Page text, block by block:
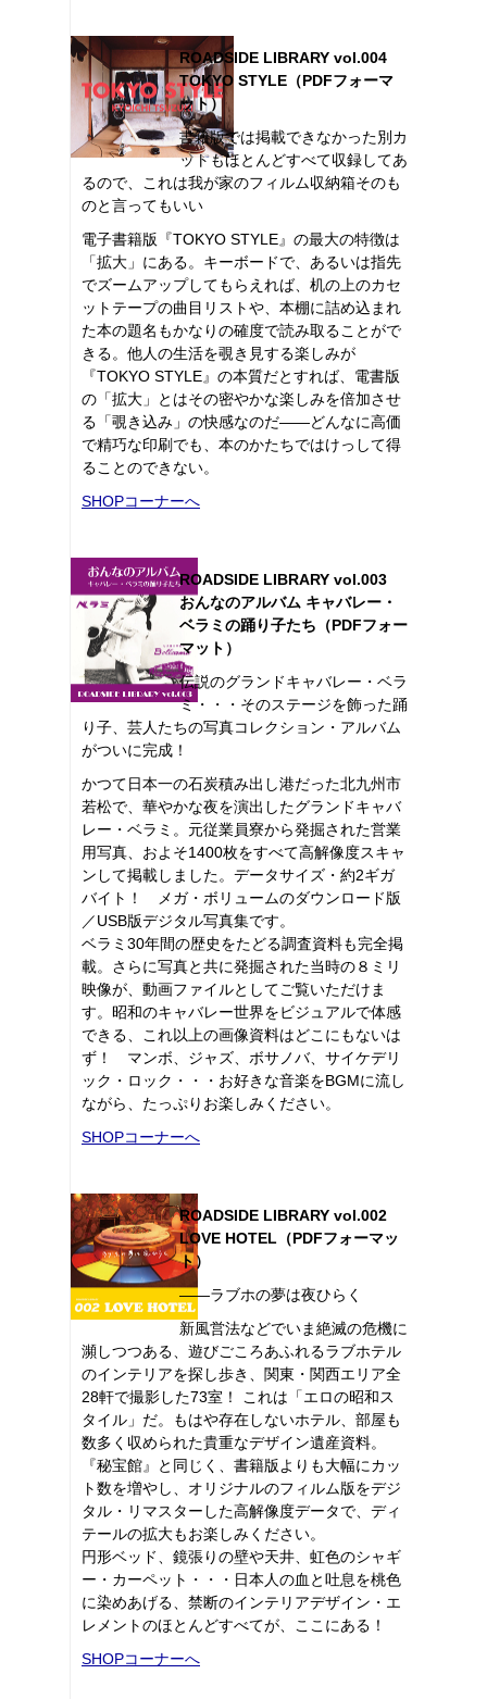
ROADSIDE LIBRARY vol.004
TOKYO STYLE（PDFフォーマ
ット）
書籍版では掲載できなかった別カ
ットもほとんどすべて収録してあ
るので、これは我が家のフィルム収納箱そのも
のと言ってもいい
電子書籍版『TOKYO STYLE』の最大の特徴は
「拡大」にある。キーボードで、あるいは指先
でズームアップしてもらえれば、机の上のカセ
ットテープの曲目リストや、本棚に詰め込まれ
た本の題名もかなりの確度で読み取ることがで
きる。他人の生活を覗き見する楽しみが
『TOKYO STYLE』の本質だとすれば、電書版
の「拡大」とはその密やかな楽しみを倍加させ
る「覗き込み」の快感なのだ――どんなに高価
で精巧な印刷でも、本のかたちではけっして得
ることのできない。
SHOPコーナーへ
ROADSIDE LIBRARY vol.003
おんなのアルバム キャバレー・
ベラミの踊り子たち（PDFフォー
マット）
伝説のグランドキャバレー・ベラ
ミ・・・そのステージを飾った踊
り子、芸人たちの写真コレクション・アルバム
がついに完成！
かつて日本一の石炭積み出し港だった北九州市
若松で、華やかな夜を演出したグランドキャバ
レー・ベラミ。元従業員寮から発掘された営業
用写真、およそ1400枚をすべて高解像度スキャ
ンして掲載しました。データサイズ・約2ギガ
バイト！ メガ・ボリュームのダウンロード版
／USB版デジタル写真集です。
ベラミ30年間の歴史をたどる調査資料も完全掲
載。さらに写真と共に発掘された当時の８ミリ
映像が、動画ファイルとしてご覧いただけま
す。昭和のキャバレー世界をビジュアルで体感
できる、これ以上の画像資料はどこにもないは
ず！ マンボ、ジャズ、ボサノバ、サイケデリ
ック・ロック・・・お好きな音楽をBGMに流し
ながら、たっぷりお楽しみください。
SHOPコーナーへ
ROADSIDE LIBRARY vol.002
LOVE HOTEL（PDFフォーマッ
ト）
――ラブホの夢は夜ひらく
新風営法などでいま絶滅の危機に
瀕しつつある、遊びごころあふれるラブホテル
のインテリアを探し歩き、関東・関西エリア全
28軒で撮影した73室！ これは「エロの昭和ス
タイル」だ。もはや存在しないホテル、部屋も
数多く収められた貴重なデザイン遺産資料。
『秘宝館』と同じく、書籍版よりも大幅にカッ
ト数を増やし、オリジナルのフィルム版をデジ
タル・リマスターした高解像度データで、ディ
テールの拡大もお楽しみください。
円形ベッド、鏡張りの壁や天井、虹色のシャギ
ー・カーペット・・・日本人の血と吐息を桃色
に染めあげる、禁断のインテリアデザイン・エ
レメントのほとんどすべてが、ここにある！
SHOPコーナーへ